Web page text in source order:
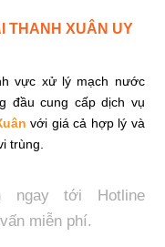
THANH XUÂN UY
vực xử lý mạch nước
đầu cung cấp dịch vụ
với giá cả hợp lý và
trùng.
tới Hotline
miễn phí.